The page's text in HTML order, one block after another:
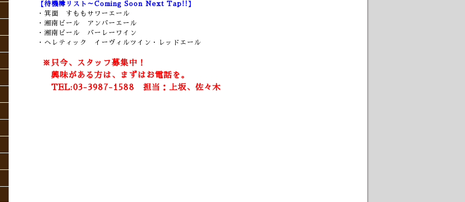
【待機樽リスト～Coming Soon Next Tap!!】
・箕面 すももサワーエール
・湘南ビール アンバーエール
・湘南ビール バーレーワイン
・ヘレティック イーヴィルツイン・レッドエール
※只今、スタッフ募集中！
興味がある方は、まずはお電話を。
TEL:03-3987-1588 担当：上坂、佐々木